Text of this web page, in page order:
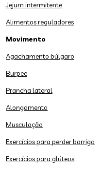
Jejum intermitente
Alimentos reguladores
Movimento
Agachamento búlgaro
Burpee
Prancha lateral
Alongamento
Musculação
Exercícios para perder barriga
Exercícios para glúteos